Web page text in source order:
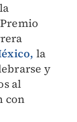
la
y
al
con